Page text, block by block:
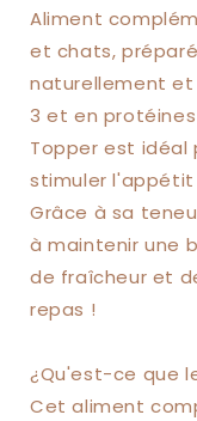
chiens
Aliment
et chats,
naturellement et
3 et en
Topper est idéal
stimuler
Grâce à sa
à maintenir une
de fraîcheur et
repas !
¿Qu'est-ce que
Cet aliment